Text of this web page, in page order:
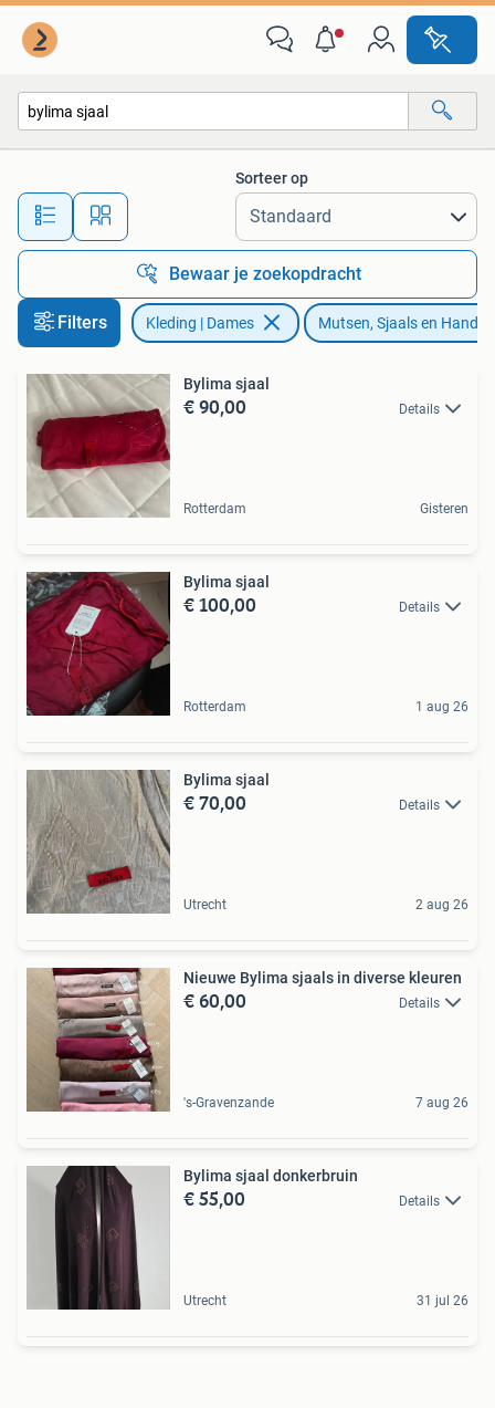
Alle afstanden…
Sorteer op
Bewaar je zoekopdracht
Filters Kleding | Dames Mutsen, Sjaals en
Bylima sjaal
€ 90,00 Details
Rotterdam Gisteren
Bylima sjaal
€ 100,00 Details
Rotterdam 1 aug 26
Bylima sjaal
€ 70,00 Details
Utrecht 2 aug 26
Nieuwe Bylima sjaals in diverse kleuren
€ 60,00 Details
's-Gravenzande 7 aug 26
Bylima sjaal donkerbruin
€ 55,00 Details
Utrecht 31 jul 26